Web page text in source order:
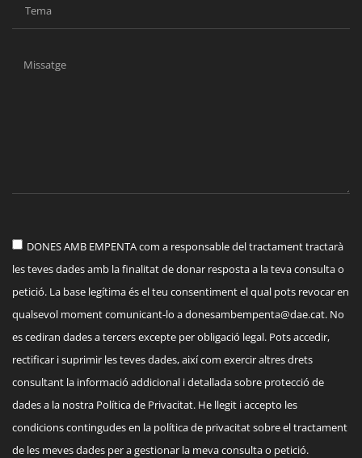
DONES AMB EMPENTA com a responsable del tractament tractarà
les teves dades amb la finalitat de donar resposta a la teva consulta o
petició. La base legítima és el teu consentiment el qual pots revocar en
qualsevol moment comunicant-lo adonesambempenta@dae.cat. No
es cediran dades a tercers excepte per obligació legal. Pots accedir,
rectificar i suprimir les teves dades, així com exercir altres drets
consultant la informació addicional i detallada sobre protecció de
dades a la nostra Política de Privacitat. He llegit i accepto les
condicions contingudes en la política de privacitat sobre el tractament
de les meves dades per a gestionar la meva consulta o petició.